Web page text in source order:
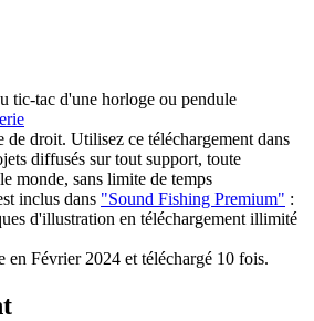
tic-tac d'une horloge ou pendule
droit. Utilisez ce téléchargement dans
diffusés sur tout support, toute
monde, sans limite de temps
inclus dans "Sound Fishing Premium" :
d'illustration en téléchargement illimité
en Février 2024 et téléchargé 10 fois.